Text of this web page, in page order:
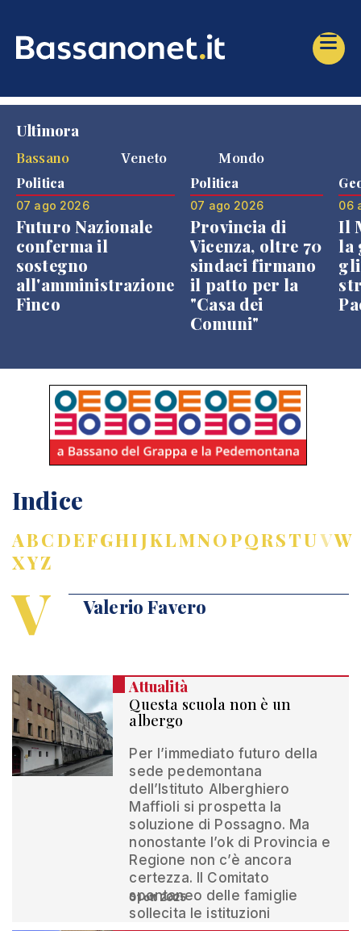
Ultimora
Bassano
Veneto Mondo
Politica
07 ago 2026
Futuro Nazionale
conferma il
sostegno
all'amministrazione
Finco
Politica
07 ago 2026
Provincia di
Vicenza, oltre 70
sindaci firmano
il patto per la
"Casa dei
Comuni"
06
Il
la
Indice
ABCDEFGHIJKLMNOPQRSTUVW
XYZ
V Valerio Favero
Attualità
Questa scuola non è un
albergo
Per l’immediato futuro della
sede pedemontana
dell’Istituto Alberghiero
Maffioli si prospetta la
soluzione di Possagno. Ma
nonostante l’ok di Provincia e
Regione non c’è ancora
certezza. Il Comitato
spontaneo delle famiglie
sollecita le istituzioni
01 ott 2025